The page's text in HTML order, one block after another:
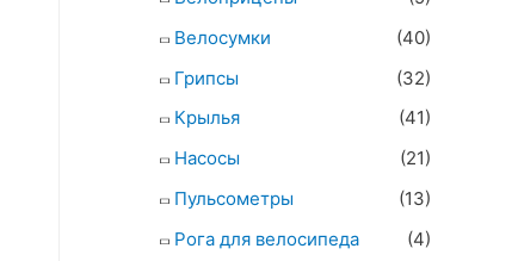
Велосумки
(40)
Грипсы
(32)
Крылья
(41)
Насосы
(21)
Пульсометры
(13)
Рога для велосипеда
(4)